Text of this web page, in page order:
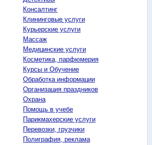
Консалтинг
Клининговые услуги
Курьерские услуги
Массаж
Медицинские услуги
Косметика, парфюмерия
Курсы и Обучение
Обработка информации
Организация праздников
Охрана
Помощь в учебе
Парикмахерские услуги
Перевозки, грузчики
Полиграфия, реклама